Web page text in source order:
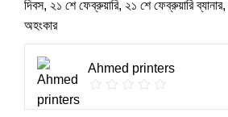
দিবস, ২১ শে ফেব্রুয়ারি, ২১ শে ফেব্রুয়ারি ব্যানার,
অহংকার
Ahmed printers